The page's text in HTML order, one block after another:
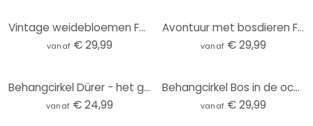
Vintage weidebloemen Fotobehang - Beige - Bloemdecor - Rond - Zelfklevend/niet-geweven
vanaf € 29,99
Avontuur met bosdieren Fotobehang - Kvilis - Rond - zelfklevend/niet-geweven
vanaf € 29,99
Behangcirkel Dürer - het grote Gazon - vliesbehang/zelfklevend vliesbehang
vanaf € 24,99
Behangcirkel Bos in de ochtendmist - Maier - vliesbehang/zelfklevend vliesbehang
vanaf € 29,99